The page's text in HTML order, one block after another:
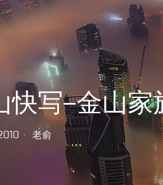
快写–金山
老俞